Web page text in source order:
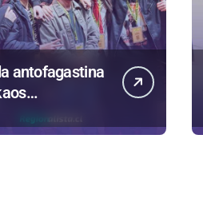
antofagastina
a la región